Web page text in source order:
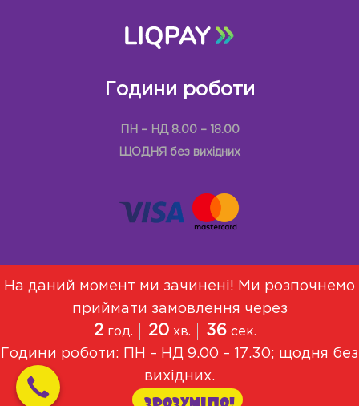
Години роботи
ПН – НД 8.00 – 18.00
ЩОДНЯ без вихідних
Меню Про Нас Договір оферти
Політика конфіденційності
© 2021, Всі права захищені
На даний момент ми зачинені! Ми розпочнемо
приймати замовлення через
2 год. 20 хв. 36 сек.
Години роботи: ПН – НД 9.00 – 17.30; щодня без
вихідних.
ЗРОЗУМІЛО!